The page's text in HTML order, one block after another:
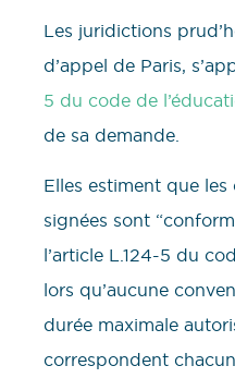
Les juridictions
d’appel de Paris,
5 du code de
de sa demande.
Elles estiment que
signées sont
l’article L.124-5 du
lors qu’aucune
durée maximale
correspondent